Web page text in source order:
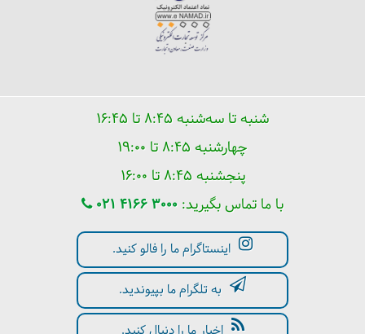
شنبه تا سه‌شنبه ۸:۴۵ تا ۱۶:۴۵
چهارشنبه ۸:۴۵ تا ۱۹:۰۰
پنجشنبه ۸:۴۵ تا ۱۶:۰۰
با ما تماس بگیرید: 021 4166 3000
اینستاگرام ما را فالو کنید.
به تلگرام ما بپیوندید.